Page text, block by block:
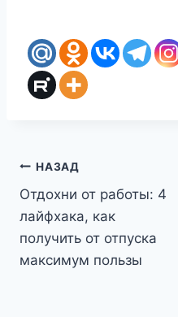
Навигация
по
записям
НАЗАД
Отдохни от работы: 4
лайфхака, как
получить от отпуска
максимум пользы